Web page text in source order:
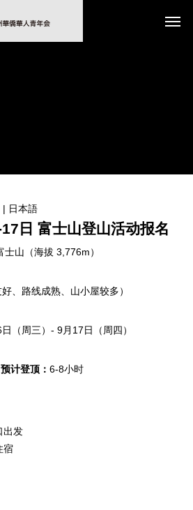
| 日本語
日 富士山登山活动报名
士山（海拔 3,776m）
、路线成熟、山小屋较多）
（周三）- 9月17日（周四）
预计登顶： 6-8小时
出发
宿